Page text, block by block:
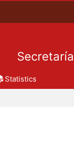
Statistics